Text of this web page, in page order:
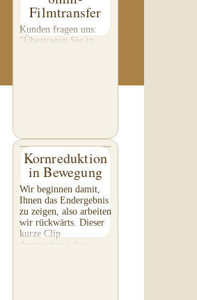
Filmtransfer
Kunden fragen uns:
"Übertragen Sie in
Kornreduktion
in Bewegung
Wir beginnen damit,
Ihnen das Endergebnis
zu zeigen, also arbeiten
wir rückwärts. Dieser
kurze Clip
demonstriert den